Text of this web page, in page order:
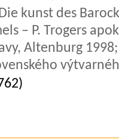
kunst des
– P. Trogers
Altenburg 1998;